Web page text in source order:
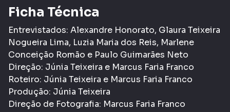
Ficha Técnica
Entrevistados: Alexandre Honorato, Glaura Teixeira
Nogueira Lima, Luzia Maria dos Reis, Marlene
Conceição Romão e Paulo Guimarães Neto
Direção: Júnia Teixeira e Marcus Faria Franco
Roteiro: Júnia Teixeira e Marcus Faria Franco
Produção: Júnia Teixeira
Direção de Fotografia: Marcus Faria Franco